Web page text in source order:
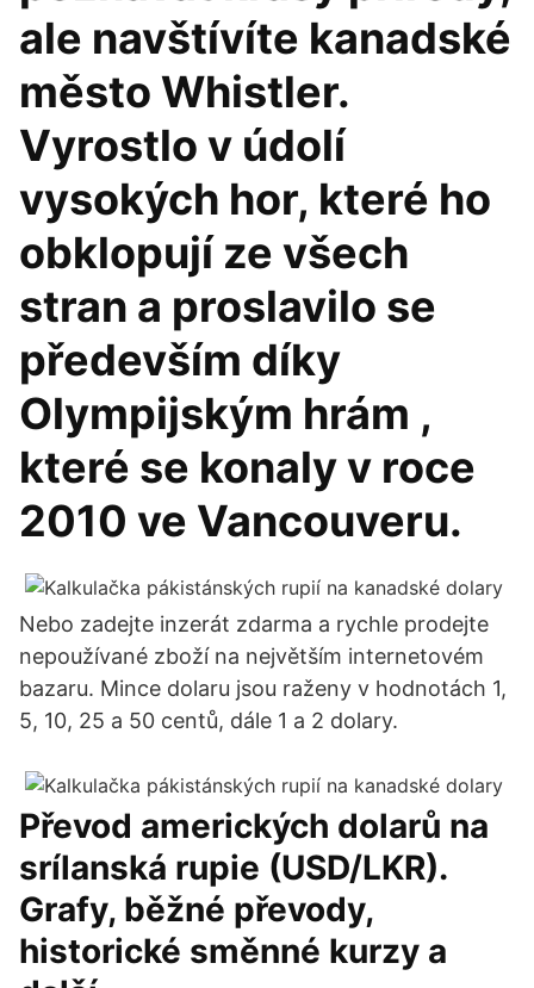
ale navštívíte kanadské
město Whistler.
Vyrostlo v údolí
vysokých hor, které ho
obklopují ze všech
stran a proslavilo se
především díky
Olympijským hrám ,
které se konaly v roce
2010 ve Vancouveru.
Nebo zadejte inzerát zdarma a rychle prodejte
nepoužívané zboží na největším internetovém
bazaru. Mince dolaru jsou raženy v hodnotách 1,
5, 10, 25 a 50 centů, dále 1 a 2 dolary.
Převod amerických dolarů na
srílanská rupie (USD/LKR).
Grafy, běžné převody,
historické směnné kurzy a